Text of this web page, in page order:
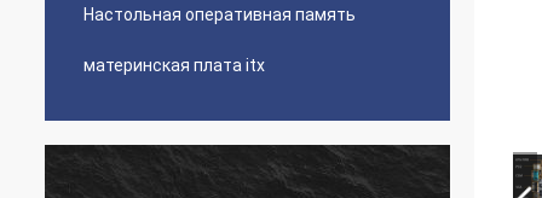
Настольная оперативная память
материнская плата itx